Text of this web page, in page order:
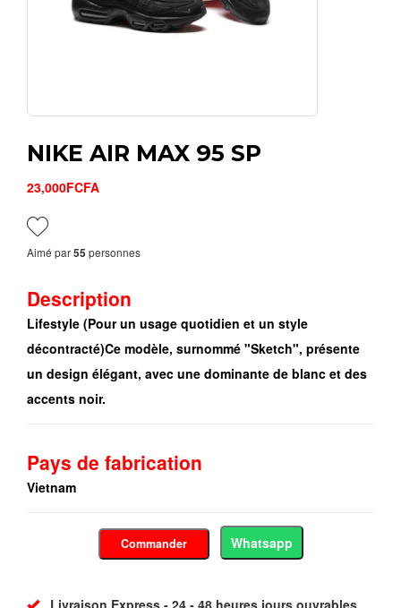
NIKE AIR MAX 95 SP
23,000FCFA
Aimé par55 personnes
Description
Lifestyle (Pour un usage quotidien et un style
décontracté)Ce modèle, surnommé "Sketch", présente
un design élégant, avec une dominante de blanc et des
accents noir.
Pays de fabrication
Vietnam
Commander Whatsapp
Livraison Express - 24 - 48 heures jours ouvrables